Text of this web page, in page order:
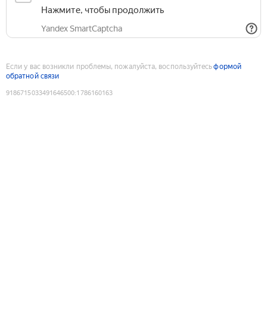
Нажмите, чтобы продолжить
Yandex SmartCaptcha
Если у вас возникли проблемы, пожалуйста, воспользуйтесьформой
обратной связи
9186715033491646500:1786160163